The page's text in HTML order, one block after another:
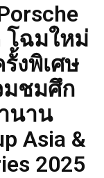
โฉมใหม่
งพิเศษ
มชมศึก
นาน
Asia &
2025